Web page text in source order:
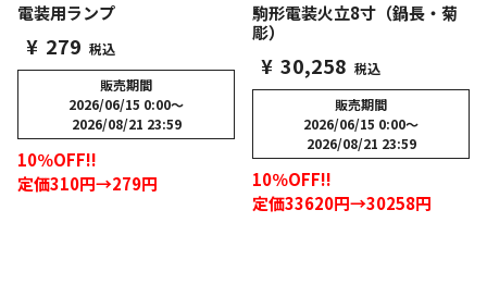
電装用ランプ
¥ 279 税込
販売期間
2026/06/15 0:00〜
2026/08/21 23:59
10％OFF!!
定価310円→279円
駒形電装火立8寸（鍋長・菊
彫）
¥ 30,258 税込
販売期間
2026/06/15 0:00〜
2026/08/21 23:59
10％OFF!!
定価33620円→30258円